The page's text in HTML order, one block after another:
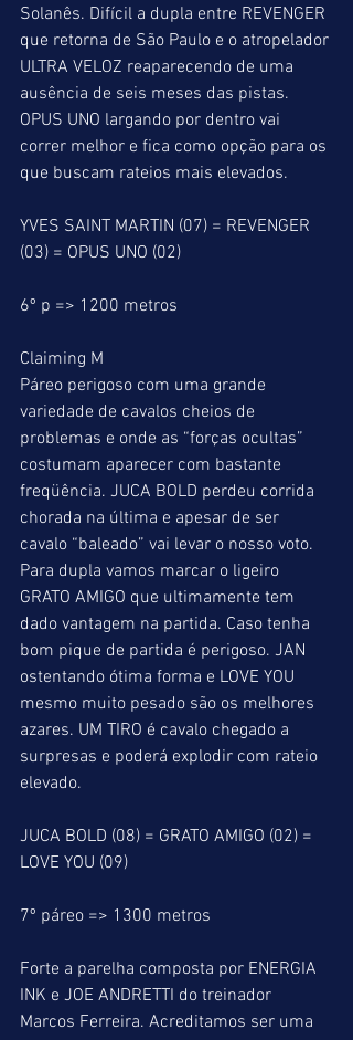
Solanês. Difícil a dupla entre REVENGER
que retorna de São Paulo e o atropelador
ULTRA VELOZ reaparecendo de uma
ausência de seis meses das pistas.
OPUS UNO largando por dentro vai
correr melhor e fica como opção para os
que buscam rateios mais elevados.
YVES SAINT MARTIN (07) = REVENGER
(03) = OPUS UNO (02)
6º p => 1200 metros
Claiming M
Páreo perigoso com uma grande
variedade de cavalos cheios de
problemas e onde as “forças ocultas”
costumam aparecer com bastante
freqüência. JUCA BOLD perdeu corrida
chorada na última e apesar de ser
cavalo “baleado” vai levar o nosso voto.
Para dupla vamos marcar o ligeiro
GRATO AMIGO que ultimamente tem
dado vantagem na partida. Caso tenha
bom pique de partida é perigoso. JAN
ostentando ótima forma e LOVE YOU
mesmo muito pesado são os melhores
azares. UM TIRO é cavalo chegado a
surpresas e poderá explodir com rateio
elevado.
JUCA BOLD (08) = GRATO AMIGO (02) =
LOVE YOU (09)
7º páreo => 1300 metros
Forte a parelha composta por ENERGIA
INK e JOE ANDRETTI do treinador
Marcos Ferreira. Acreditamos ser uma